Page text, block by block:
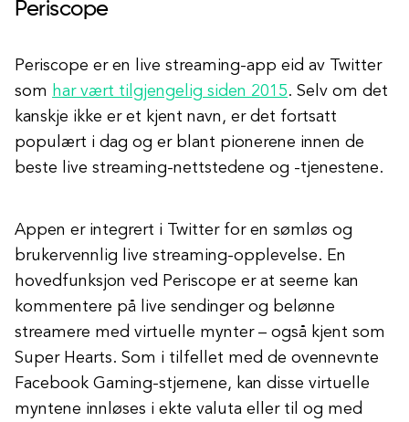
Periscope
Periscope er en live streaming-app eid av Twitter
som har vært tilgjengelig siden 2015. Selv om det
kanskje ikke er et kjent navn, er det fortsatt
populært i dag og er blant pionerene innen de
beste live streaming-nettstedene og -tjenestene.
Appen er integrert i Twitter for en sømløs og
brukervennlig live streaming-opplevelse. En
hovedfunksjon ved Periscope er at seerne kan
kommentere på live sendinger og belønne
streamere med virtuelle mynter – også kjent som
Super Hearts. Som i tilfellet med de ovennevnte
Facebook Gaming-stjernene, kan disse virtuelle
myntene innløses i ekte valuta eller til og med